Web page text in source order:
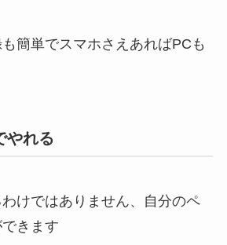
簡単でスマホさえあればPCも
やれる
けではありません、自分のペ
きます